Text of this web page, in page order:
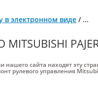
в электронном виде / ...
нашего сайта находят эту
рулевого управления